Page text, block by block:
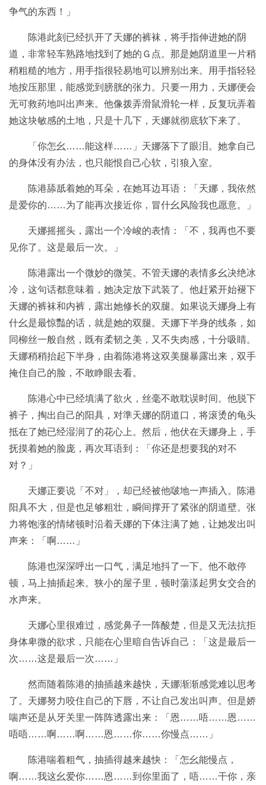
争气的东西！」
陈港此刻已经扒开了天娜的裤袜，将手指伸进她的阴
道，非常轻车熟路地找到了她的Ｇ点。那是她阴道里一片稍
稍粗糙的地方，用手指很轻易地可以辨别出来。用手指轻轻
地按压那里，能感觉到膀胱的张力。只要一用力，天娜便会
无可救药地叫出声来。他像拨弄滑鼠滑轮一样，反复玩弄着
她这块敏感的土地，只是十几下，天娜就彻底软下来了。
「你怎幺……能这样……」天娜落下了眼泪。她拿自己
的身体没有办法，也只能恨自己心软，引狼入室。
陈港舔舐着她的耳朵，在她耳边耳语：「天娜，我依然
是爱你的……为了能再次接近你，冒什幺风险我也愿意。」
天娜摇摇头，露出一个冷峻的表情：「不，我再也不要
见你了。这是最后一次。」
陈港露出一个微妙的微笑。不管天娜的表情多幺决绝冰
冷，这句话都意味着，她决定放下武装了。他赶紧开始褪下
天娜的裤袜和内裤，露出她修长的双腿。如果说天娜身上有
什幺是最惊豔的话，就是她的双腿。天娜下半身的线条，如
同柳丝一般自然，既有柔韧之美，又不失肉感，十分吸睛。
天娜稍稍抬起下半身，由着陈港将这双美腿暴露出来，双手
掩住自己的脸，不敢睁眼去看。
陈港心中已经填满了欲火，丝毫不敢耽误时间。他脱下
裤子，掏出自己的阳具，对準天娜的阴道口，将滚烫的龟头
抵在了她已经湿润了的花心上。然后，他伏在天娜身上，手
抚摸着她的脸庞，再次耳语到：「你还是想要我的对不
对？」
天娜正要说「不对」，却已经被他啵地一声插入。陈港
阳具不大，但是也足够粗壮，瞬间撑开了紧张的阴道壁。张
力将饱涨的情绪顿时沿着天娜的下体注满了她，让她发出叫
声来：「啊……」
陈港也深深呼出一口气，满足地抖了一下。他不敢停
顿，马上抽插起来。狭小的屋子里，顿时蕩漾起男女交合的
水声来。
天娜心里很难过，感觉鼻子一阵酸楚，但是又无法抗拒
身体卑微的欲求，只能在心里暗自告诉自己：「这是最后一
次……这是最后一次……」
然而随着陈港的抽插越来越快，天娜渐渐感觉难以思考
了。天娜努力咬住自己的下唇，不让自己发出叫声。但是娇
喘声还是从牙关里一阵阵透露出来：「恩……唔……恩……
唔唔……啊……啊……恩……你……你慢点……」
陈港喘着粗气，抽插得越来越快：「怎幺能慢点，
啊……我这幺爱你……恩……到你里面了，唔……干你，亲